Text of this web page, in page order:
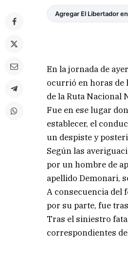
Agregar El Libertador en
En la jornada de
ocurrió en horas de
de la Ruta Nacional
Fue en ese lugar
establecer, el
un despiste y
Según las
por un hombre de
apellido Demonari,
A consecuencia del
por su parte, fue
Tras el siniestro
correspondientes